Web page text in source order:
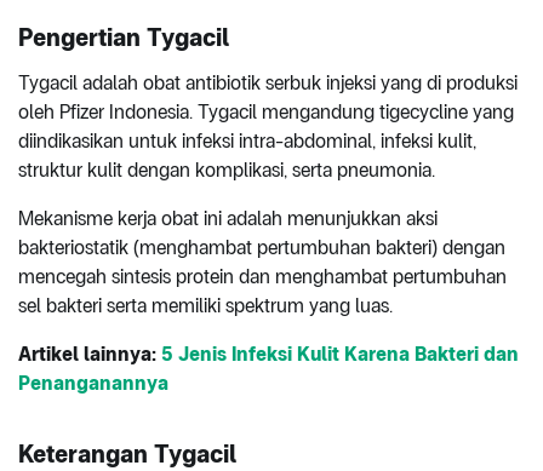
Pengertian Tygacil
Tygacil adalah obat antibiotik serbuk injeksi yang di produksi
oleh Pfizer Indonesia. Tygacil mengandung tigecycline yang
diindikasikan untuk infeksi intra-abdominal, infeksi kulit,
struktur kulit dengan komplikasi, serta pneumonia.
Mekanisme kerja obat ini adalah menunjukkan aksi
bakteriostatik (menghambat pertumbuhan bakteri) dengan
mencegah sintesis protein dan menghambat pertumbuhan
sel bakteri serta memiliki spektrum yang luas.
Artikel lainnya: 5 Jenis Infeksi Kulit Karena Bakteri dan
Penanganannya
Keterangan Tygacil